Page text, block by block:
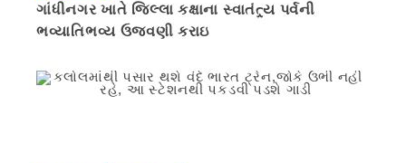
ગાંધીનગર ખાતે જિલ્લા કક્ષાના સ્વાતંત્ર્ય પર્વની
ભવ્યાતિભવ્ય ઉજવણી કરાઇ